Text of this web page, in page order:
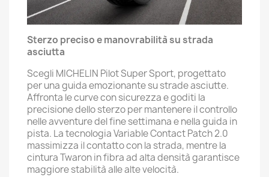
Sterzo preciso e manovrabilità su strada
asciutta
Scegli MICHELIN Pilot Super Sport, progettato
per una guida emozionante su strade asciutte.
Affronta le curve con sicurezza e goditi la
precisione dello sterzo per mantenere il controllo
nelle avventure del fine settimana e nella guida in
pista. La tecnologia Variable Contact Patch 2.0
massimizza il contatto con la strada, mentre la
cintura Twaron in fibra ad alta densità garantisce
maggiore stabilità alle alte velocità.